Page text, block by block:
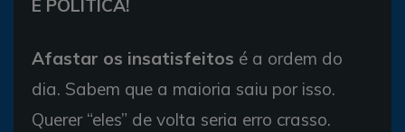
É POLÍTICA!
Afastar os insatisfeitos é a ordem do
dia. Sabem que a maioria saiu por isso.
Querer “eles” de volta seria erro crasso.